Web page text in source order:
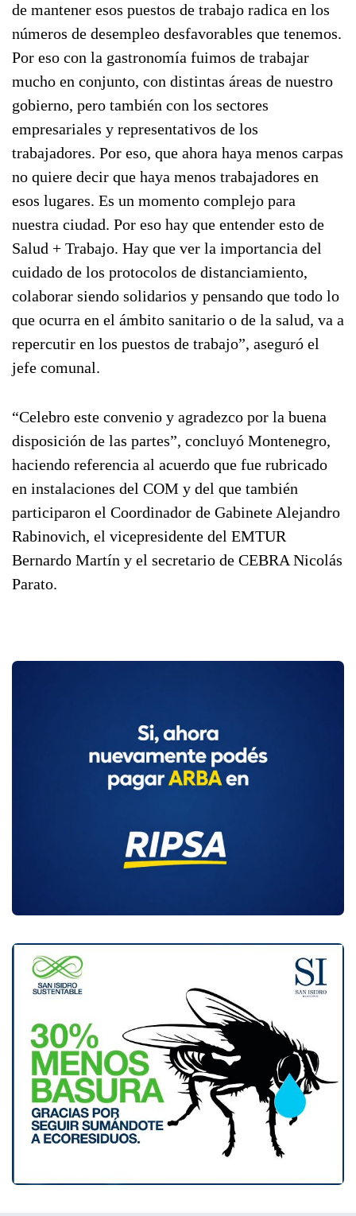
de mantener esos puestos de trabajo radica en los
números de desempleo desfavorables que tenemos.
Por eso con la gastronomía fuimos de trabajar
mucho en conjunto, con distintas áreas de nuestro
gobierno, pero también con los sectores
empresariales y representativos de los
trabajadores. Por eso, que ahora haya menos carpas
no quiere decir que haya menos trabajadores en
esos lugares. Es un momento complejo para
nuestra ciudad. Por eso hay que entender esto de
Salud + Trabajo. Hay que ver la importancia del
cuidado de los protocolos de distanciamiento,
colaborar siendo solidarios y pensando que todo lo
que ocurra en el ámbito sanitario o de la salud, va a
repercutir en los puestos de trabajo”, aseguró el
jefe comunal.
“Celebro este convenio y agradezco por la buena
disposición de las partes”, concluyó Montenegro,
haciendo referencia al acuerdo que fue rubricado
en instalaciones del COM y del que también
participaron el Coordinador de Gabinete Alejandro
Rabinovich, el vicepresidente del EMTUR
Bernardo Martín y el secretario de CEBRA Nicolás
Parato.